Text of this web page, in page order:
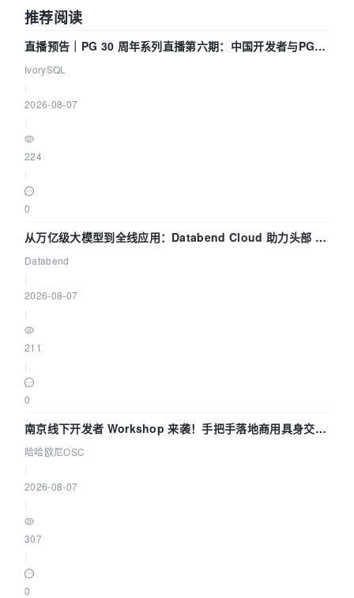
推荐阅读
直播预告｜PG 30 周年系列直播第六期：中国开发者与PG内
核——我们改得动吗？我们贡献了什么？
IvorySQL
2026-08-07
224
0
从万亿级大模型到全线应用：Databend Cloud 助力头部 AI
企业构建全链路 Trace 数据管道
Databend
2026-08-07
211
0
南京线下开发者 Workshop 来袭！手把手落地商用具身交互
智能 Agent 应用
哈哈欧尼OSC
2026-08-07
307
0